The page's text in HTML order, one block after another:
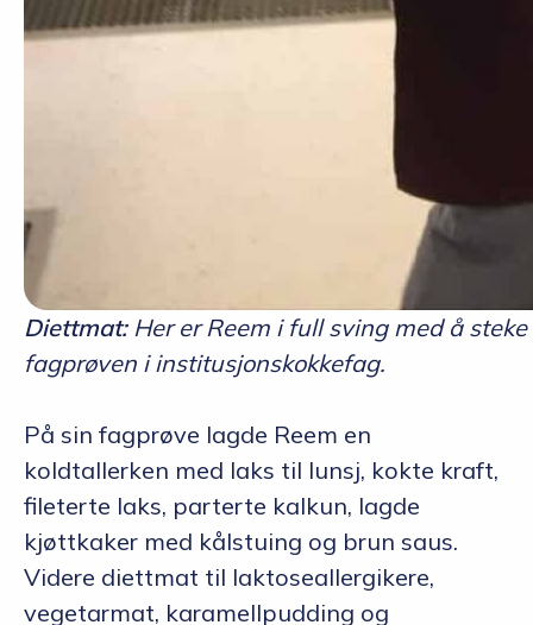
Diettmat:Her er Reem i full sving med å
fagprøven i institusjonskokkefag.
På sin fagprøve lagde Reem en
koldtallerken med laks til lunsj, kokte kraft,
fileterte laks, parterte kalkun, lagde
kjøttkaker med kålstuing og brun saus.
Videre diettmat til laktoseallergikere,
vegetarmat, karamellpudding og